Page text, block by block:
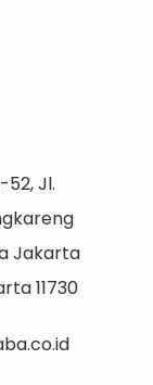
52, Jl.
Jakarta
11730